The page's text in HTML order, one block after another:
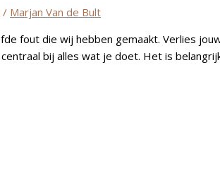
/ Marjan Van de Bult
fout die wij hebben gemaakt. Verlies
bij alles wat je doet. Het is